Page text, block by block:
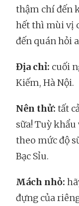
thậm chí đến
hết thì mùi vị
đến quán hỏi
Địa chỉ: cuối
Kiếm, Hà Nội.
Nên thử: tất
sữa! Tuỳ
theo mức độ
Bạc Sỉu.
Mách nhỏ:
đựng của